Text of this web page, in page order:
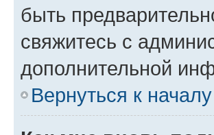
быть
свяжитесь с
дополнительной
Вернуться к началу